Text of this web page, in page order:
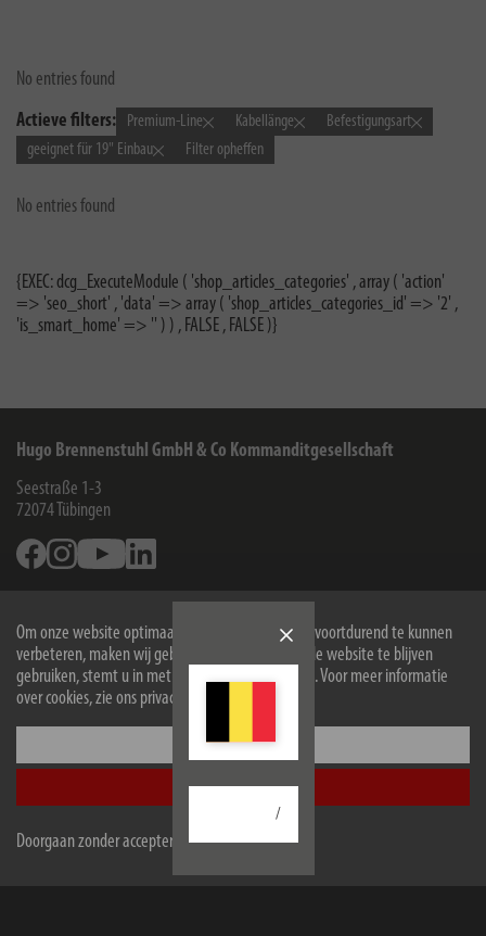
Om onze website optimaal voor u in te richten en voortdurend te kunnen
verbeteren, maken wij gebruik van cookies. Door de website te blijven
gebruiken, stemt u in met het gebruik van cookies. Voor meer informatie
over cookies, zie ons privacybeleid.
Configureer
Accepteer alle
Doorgaan zonder accepteren
/
No entries found
Actieve filters:
Premium-Line Kabellänge
Befestigungsart
geeignet für 19" Einbau
Filter opheffen
No entries found
{EXEC: dcg_ExecuteModule ( 'shop_articles_categories' , array ( 'action'
=> 'seo_short' , 'data' => array ( 'shop_articles_categories_id' => '2' ,
'is_smart_home' => '' ) ) , FALSE , FALSE )}
Hugo Brennenstuhl GmbH & Co Kommanditgesellschaft
Seestraße 1-3
72074 Tübingen
FacebookInstagramYoutube
Informatie
Contact voor eindgebruikers
Service
Onderneming
Winkeliers en bedrijven
B2B Portal